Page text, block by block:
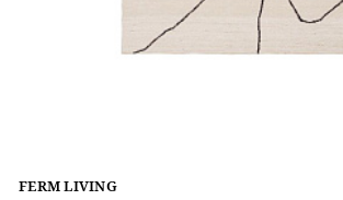
FERM LIVING